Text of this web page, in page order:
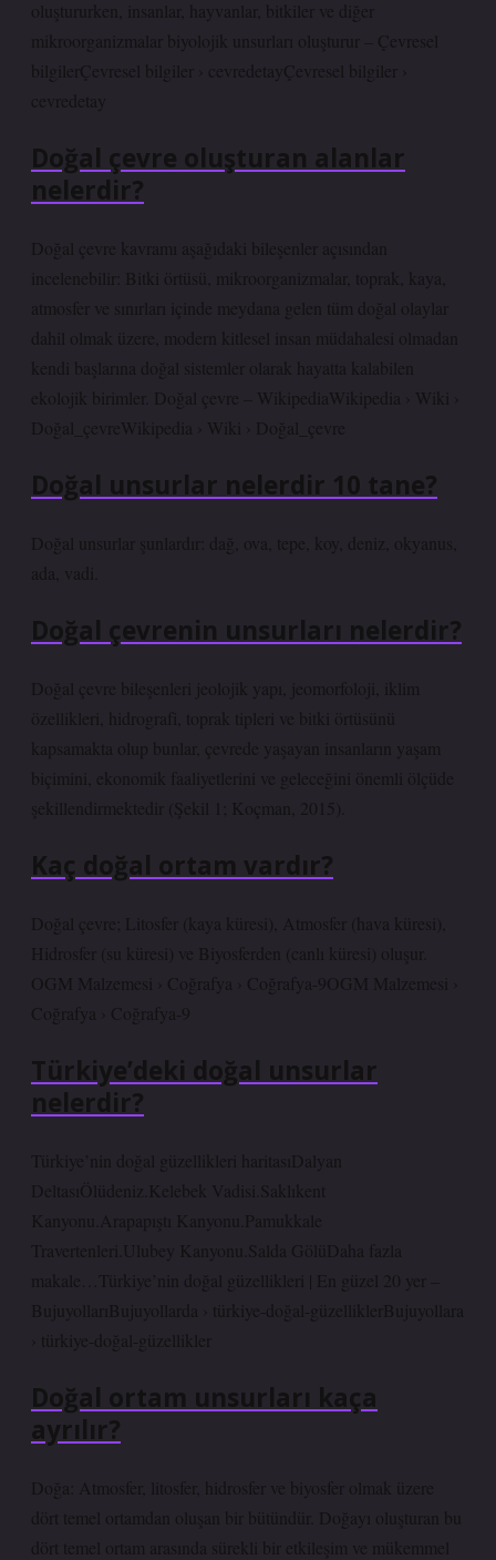
oluştururken, insanlar, hayvanlar, bitkiler ve diğer
mikroorganizmalar biyolojik unsurları oluşturur – Çevresel
bilgilerÇevresel bilgiler › cevredetayÇevresel bilgiler ›
cevredetay
Doğal çevre oluşturan alanlar
nelerdir?
Doğal çevre kavramı aşağıdaki bileşenler açısından
incelenebilir: Bitki örtüsü, mikroorganizmalar, toprak, kaya,
atmosfer ve sınırları içinde meydana gelen tüm doğal olaylar
dahil olmak üzere, modern kitlesel insan müdahalesi olmadan
kendi başlarına doğal sistemler olarak hayatta kalabilen
ekolojik birimler. Doğal çevre – WikipediaWikipedia › Wiki ›
Doğal_çevreWikipedia › Wiki › Doğal_çevre
Doğal unsurlar nelerdir 10 tane?
Doğal unsurlar şunlardır: dağ, ova, tepe, koy, deniz, okyanus,
ada, vadi.
Doğal çevrenin unsurları nelerdir?
Doğal çevre bileşenleri jeolojik yapı, jeomorfoloji, iklim
özellikleri, hidrografi, toprak tipleri ve bitki örtüsünü
kapsamakta olup bunlar, çevrede yaşayan insanların yaşam
biçimini, ekonomik faaliyetlerini ve geleceğini önemli ölçüde
şekillendirmektedir (Şekil 1; Koçman, 2015).
Kaç doğal ortam vardır?
Doğal çevre; Litosfer (kaya küresi), Atmosfer (hava küresi),
Hidrosfer (su küresi) ve Biyosferden (canlı küresi) oluşur.
OGM Malzemesi › Coğrafya › Coğrafya-9OGM Malzemesi ›
Coğrafya › Coğrafya-9
Türkiye’deki doğal unsurlar
nelerdir?
Türkiye’nin doğal güzellikleri haritasıDalyan
DeltasıÖlüdeniz.Kelebek Vadisi.Saklıkent
Kanyonu.Arapapıştı Kanyonu.Pamukkale
Travertenleri.Ulubey Kanyonu.Salda GölüDaha fazla
makale…Türkiye’nin doğal güzellikleri | En güzel 20 yer –
BujuyollarıBujuyollarda › türkiye-doğal-güzelliklerBujuyollara
› türkiye-doğal-güzellikler
Doğal ortam unsurları kaça
ayrılır?
Doğa: Atmosfer, litosfer, hidrosfer ve biyosfer olmak üzere
dört temel ortamdan oluşan bir bütündür. Doğayı oluşturan bu
dört temel ortam arasında sürekli bir etkileşim ve mükemmel